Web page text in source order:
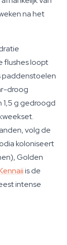
na het
flushes loopt
paddenstoelen
droog
1,5 g gedroogd
volg de
koloniseert
Golden
is de
intense